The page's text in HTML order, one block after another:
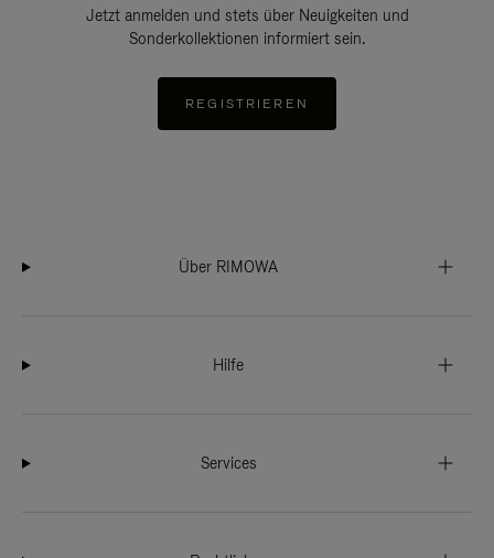
Jetzt anmelden und stets über Neuigkeiten und
Sonderkollektionen informiert sein.
REGISTRIEREN
Über RIMOWA
Hilfe
Services